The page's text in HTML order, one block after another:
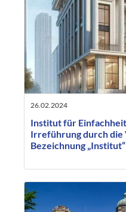
26.02.2024
Institut für
Irreführung durch die
Bezeichnung